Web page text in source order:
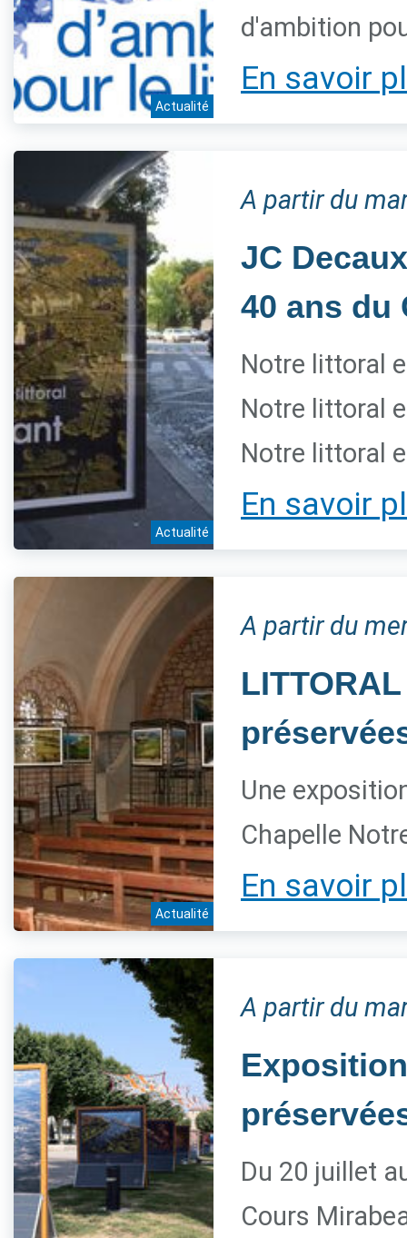
Actualité
d'ambition
En savoir
Actualité
A partir du
JC
40 ans du
Notre littoral
Notre littoral
Notre littoral
En savoir
Actualité
A partir du
Une
Chapelle
En savoir
A partir du
Du 20 juillet
Cours